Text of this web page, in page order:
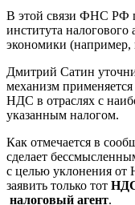
В этой связи ФНС РФ
института
экономики (например,
Дмитрий Сатин
механизм
НДС в отраслях с
указанным налогом.
Как отмечается в
сделает
с целью уклонения от
заявить только тот
налоговый агент.